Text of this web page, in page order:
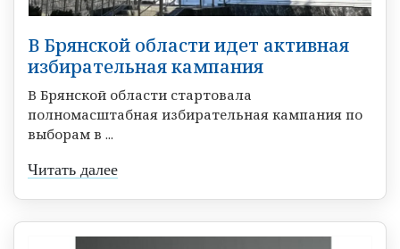
В Брянской области идет активная
избирательная кампания
В Брянской области стартовала
полномасштабная избирательная кампания по
выборам в ...
Читать далее